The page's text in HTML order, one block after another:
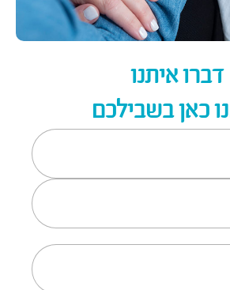
דברו איתנו
כאן בשבילכם